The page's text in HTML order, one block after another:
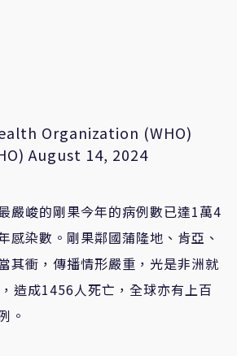
Organization (WHO)
August 14, 2024
嚴峻的剛果今年的病例數已達1萬4
感染數。剛果鄰國蒲隆地、肯亞、
其衝，傳播情形嚴重，光是非洲就
造成1456人死亡，全球亦有上百
。